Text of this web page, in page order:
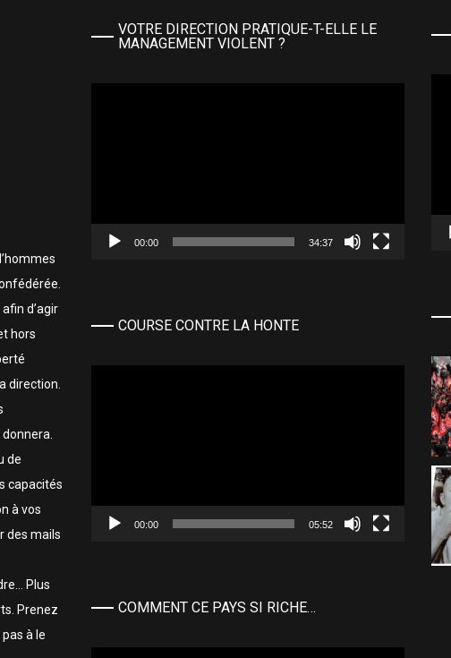
d’agir
hors
direction.
de
capacités
à vos
des mails
Plus
Prenez
à le
VOTRE DIRECTION PRATIQUE-T-ELLE LE
MANAGEMENT VIOLENT ?
00:00 34:37
COURSE CONTRE LA HONTE
00:00 05:52
COMMENT CE PAYS SI RICHE…